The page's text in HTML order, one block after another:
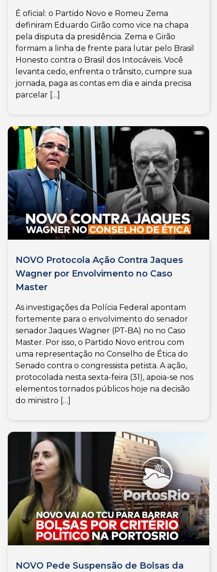
É oficial: o Partido Novo e Romeu Zema
definiram Eduardo Girão como vice na chapa
pela disputa da presidência. Zema e Girão
formam a linha de frente para lutar pelo Brasil
Honesto contra o Brasil dos Intocáveis. Você
levanta cedo, enfrenta o trânsito, cumpre sua
jornada, paga as contas em dia e ainda precisa
parcelar […]
NOVO Protocola Ação Contra Jaques
Wagner por Envolvimento no Caso
Master
As investigações da Polícia Federal apontam
fortemente para o envolvimento do senador
senador Jaques Wagner (PT-BA) no no Caso
Master. Por isso, o Partido Novo entrou com
uma representação no Conselho de Ética do
Senado contra o congressista petista. A ação,
protocolada nesta sexta-feira (31), apoia-se nos
elementos tornados públicos hoje na decisão
do ministro […]
NOVO Pede Suspensão de Bolsas da